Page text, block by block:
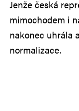
Jenže česká
mimochodem i
nakonec uhrála
normalizace.